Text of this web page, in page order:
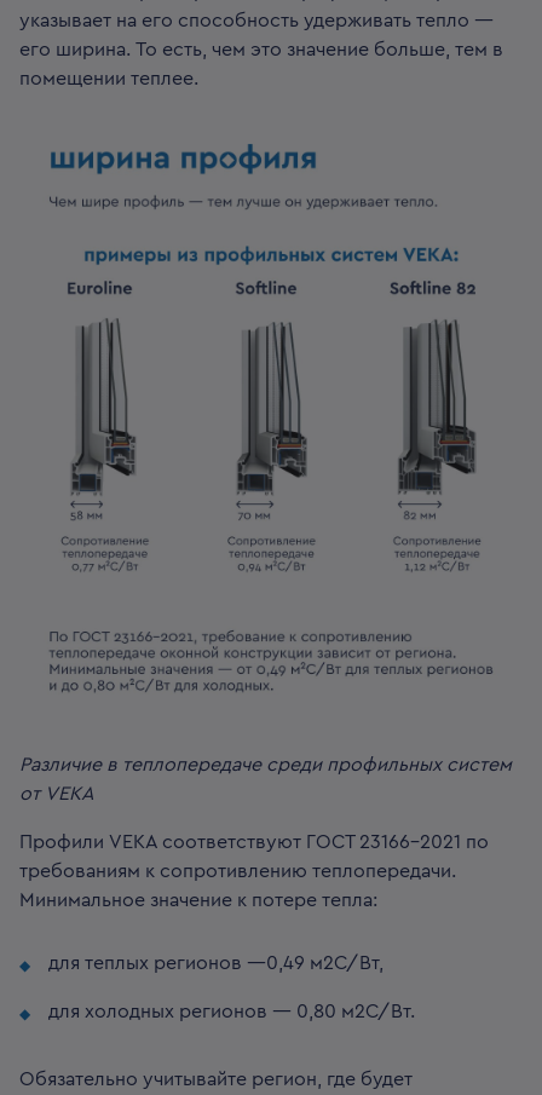
указывает на его способность удерживать тепло —
его ширина. То есть, чем это значение больше, тем в
помещении теплее.
Различие в теплопередаче среди профильных систем
от VEKA
Профили VEKA соответствуют ГОСТ 23166-2021 по
требованиям к сопротивлению теплопередачи.
Минимальное значение к потере тепла:
для теплых регионов —0,49 м2С/Вт,
для холодных регионов — 0,80 м2С/Вт.
Обязательно учитывайте регион, где будет